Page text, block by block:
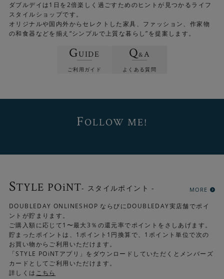
2色3サイズご用意
「190×240cm」をご用意しています。
各サイズ、インテリアに馴染む2色から選べます
▼アイボリー
ダブルデイは1日を2倍楽しく過ごすためのヒントが見つかるライフ
スタイルショップです。
オリジナルや国内外からセレクトした家具、ファッション、作家物
の和食器などを揃え“シンプルで上質な暮らし”を提案します。
GUIDE
ご利用ガイド
Q&A
よくある質問
FOLLOW ME!
STYLE POiNT- スタイルポイント - MORE
DOUBLEDAY ONLINESHOP ならびにDOUBLEDAY実店舗でポイ
ントが貯まります。
ご購入額に応じて1〜最大3％の還元率でポイントをさしあげます。
貯まったポイントは、1ポイント1円換算で、1ポイント単位で次の
お買い物からご利用いただけます。
「STYLE POiNTアプリ」をダウンロードしていただくとメンバーズ
カードとしてご利用いただけます。
詳しくは こちら